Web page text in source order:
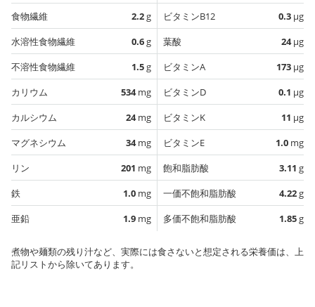
食物繊維
2.2g
水溶性食物繊維
0.6g
不溶性食物繊維
1.5g
カリウム
534mg
カルシウム
24mg
マグネシウム
34mg
リン
201 mg
鉄
1.0 mg
亜鉛
1.9 mg
ビタミンB12
0.3 µg
葉酸
24µg
ビタミンA
173 µg
ビタミンD
0.1 µg
ビタミンK
11 µg
ビタミンE
1.0 mg
飽和脂肪酸
3.11 g
一価不飽和脂肪酸
4.22g
多価不飽和脂肪酸
1.85g
煮物や麺類の残り汁など、実際には食さないと想定される栄養価は、上
記リストから除いてあります。